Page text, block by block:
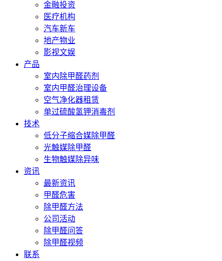
金融投资
医疗机构
汽车新车
地产物业
影视文娱
产品
室内除甲醛药剂
室内甲醛治理设备
空气净化器租赁
单过硫酸氢钾消毒剂
技术
低分子缩合媒除甲醛
光触媒除甲醛
生物触媒除异味
资讯
最新资讯
甲醛危害
除甲醛方法
公司活动
除甲醛问答
除甲醛视频
联系